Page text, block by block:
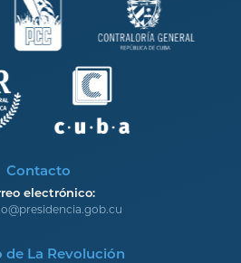
Contacto
electrónico:
de La Revolución